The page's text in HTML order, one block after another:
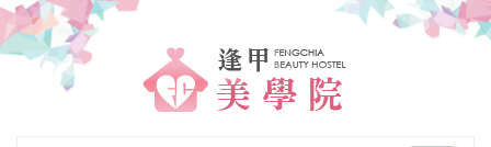
「逢
甲